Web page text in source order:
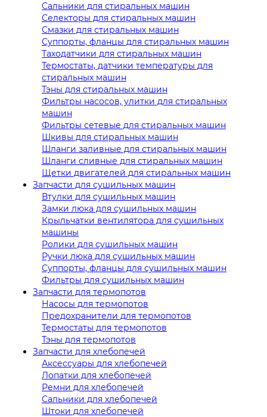
Сальники для стиральных машин
Селекторы для стиральных машин
Смазки для стиральных машин
Суппорты, фланцы для стиральных машин
Таходатчики для стиральных машин
Термостаты, датчики температуры для
стиральных машин
Тэны для стиральных машин
Фильтры насосов, улитки для стиральных
машин
Фильтры сетевые для стиральных машин
Шкивы для стиральных машин
Шланги заливные для стиральных машин
Шланги сливные для стиральных машин
Щетки двигателей для стиральных машин
Запчасти для сушильных машин
Втулки для сушильных машин
Замки люка для сушильных машин
Крыльчатки вентилятора для сушильных
машины
Ролики для сушильных машин
Ручки люка для сушильных машин
Суппорты, фланцы для сушильных машин
Фильтры для сушильных машин
Запчасти для термопотов
Насосы для термопотов
Предохранители для термопотов
Термостаты для термопотов
Тэны для термопотов
Запчасти для хлебопечей
Аксессуары для хлебопечей
Лопатки для хлебопечей
Ремни для хлебопечей
Сальники для хлебопечей
Штоки для хлебопечей